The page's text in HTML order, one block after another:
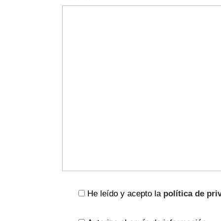
He leído y acepto la política de